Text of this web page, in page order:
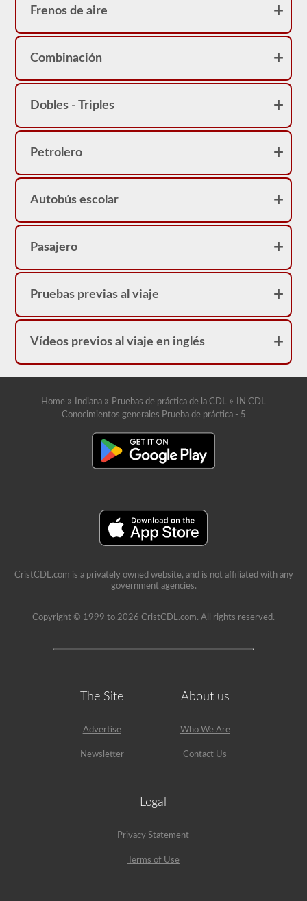
Frenos de aire
Combinación
Dobles - Triples
Petrolero
Autobús escolar
Pasajero
Pruebas previas al viaje
Vídeos previos al viaje en inglés
Home » Indiana » Pruebas de práctica de la CDL »
IN CDL
Conocimientos generales Prueba de práctica - 5
CristCDL.com is a privately owned website, and is not affiliated with any
government agencies.
Copyright © 1999 to 2026 CristCDL.com. All rights reserved.
The Site
Advertise
Newsletter
About us
Who We Are
Contact Us
Legal
Privacy Statement
Terms of Use